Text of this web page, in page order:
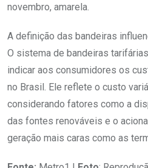
novembro, amarela.
A definição das bandeiras
O sistema de bandeiras
indicar aos consumidores os
no Brasil. Ele reflete o custo
considerando fatores como a
das fontes renováveis e o
geração mais caras como as